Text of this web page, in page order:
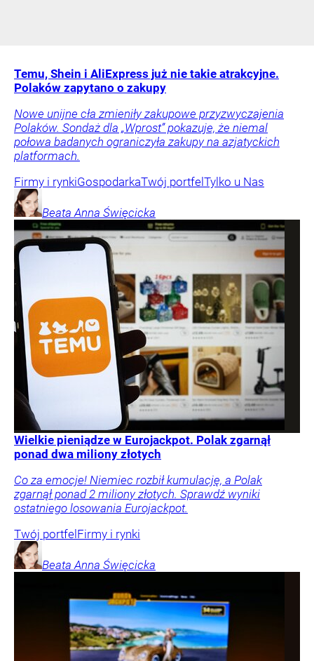
Temu, Shein i AliExpress już nie takie atrakcyjne.
Polaków zapytano o zakupy
Nowe unijne cła zmieniły zakupowe przyzwyczajenia
Polaków. Sondaż dla „Wprost” pokazuje, że niemal
połowa badanych ograniczyła zakupy na azjatyckich
platformach.
Firmy i rynkiGospodarkaTwój portfel Tylko u Nas
Beata Anna Święcicka
Wielkie pieniądze w Eurojackpot. Polak zgarnął
ponad dwa miliony złotych
Co za emocje! Niemiec rozbił kumulację, a Polak
zgarnął ponad 2 miliony złotych. Sprawdź wyniki
ostatniego losowania Eurojackpot.
Twój portfel Firmy i rynki
Beata Anna Święcicka